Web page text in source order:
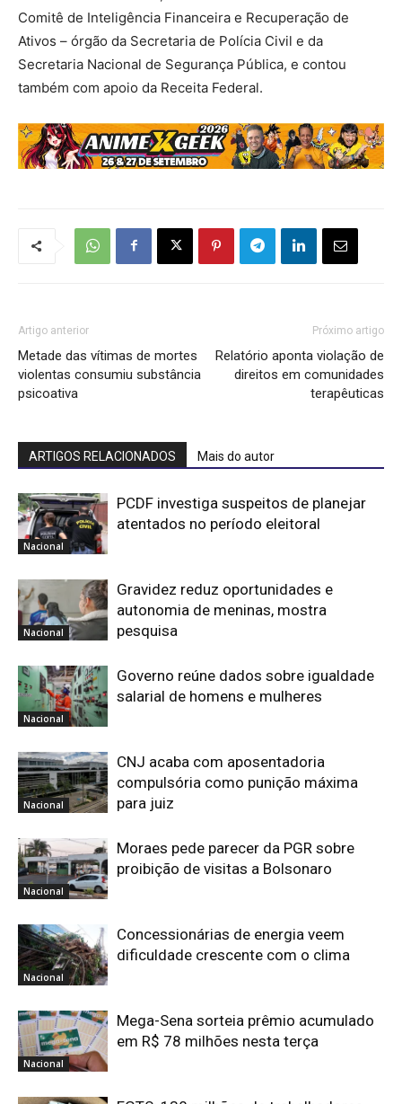
Comitê de Inteligência Financeira e Recuperação de
Ativos – órgão da Secretaria de Polícia Civil e da
Secretaria Nacional de Segurança Pública, e contou
também com apoio da Receita Federal.
Artigo anterior
Metade das vítimas de mortes
violentas consumiu substância
psicoativa
Próximo artigo
Relatório aponta violação de
direitos em comunidades
terapêuticas
ARTIGOS RELACIONADOS Mais do autor
Nacional
PCDF investiga suspeitos de planejar
atentados no período eleitoral
Nacional
Gravidez reduz oportunidades e
autonomia de meninas, mostra
pesquisa
Nacional
Governo reúne dados sobre igualdade
salarial de homens e mulheres
Nacional
CNJ acaba com aposentadoria
compulsória como punição máxima
para juiz
Nacional
Moraes pede parecer da PGR sobre
proibição de visitas a Bolsonaro
Nacional
Concessionárias de energia veem
dificuldade crescente com o clima
Nacional
Mega-Sena sorteia prêmio acumulado
em R$ 78 milhões nesta terça